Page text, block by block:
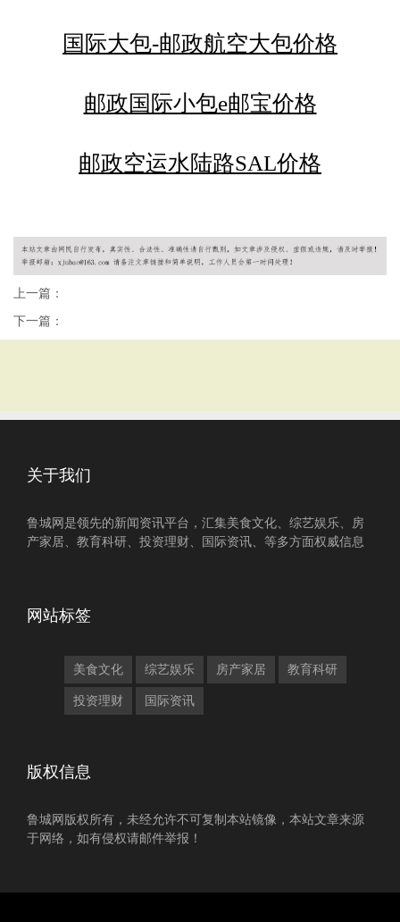
国际大包-邮政航空大包价格
邮政国际小包e邮宝价格
邮政空运水陆路SAL价格
上一篇：
下一篇：
关于我们
鲁城网是领先的新闻资讯平台，汇集美食文化、综艺娱乐、房
产家居、教育科研、投资理财、国际资讯、等多方面权威信息
网站标签
美食文化 综艺娱乐 房产家居 教育科研
投资理财 国际资讯
版权信息
鲁城网版权所有，未经允许不可复制本站镜像，本站文章来源
于网络，如有侵权请邮件举报！